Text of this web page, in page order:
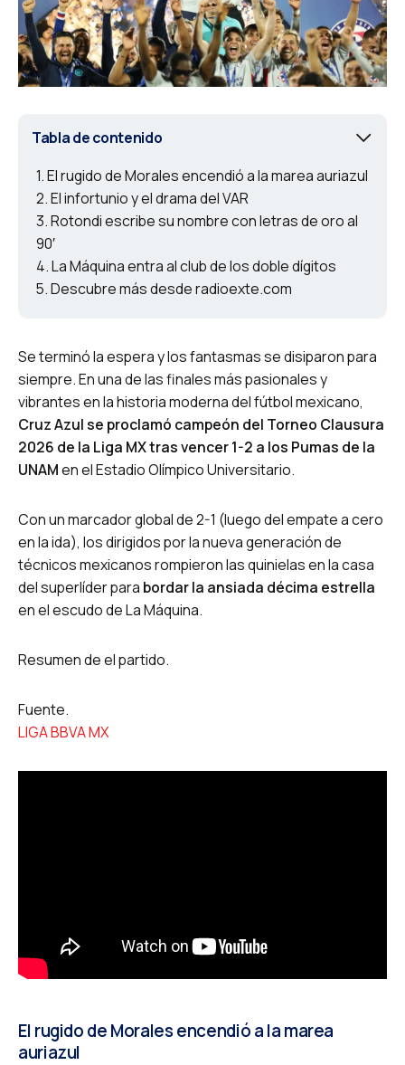
Tabla de contenido
El rugido de Morales encendió a la marea auriazul
El infortunio y el drama del VAR
Rotondi escribe su nombre con letras de oro al
90′
La Máquina entra al club de los doble dígitos
Descubre más desde radioexte.com
Se terminó la espera y los fantasmas se disiparon para
siempre. En una de las finales más pasionales y
vibrantes en la historia moderna del fútbol mexicano,
Cruz Azul se proclamó campeón del Torneo Clausura
2026 de la Liga MX tras vencer 1-2 a los Pumas de la
UNAMen el Estadio Olímpico Universitario.
Con un marcador global de 2-1 (luego del empate a cero
en la ida), los dirigidos por la nueva generación de
técnicos mexicanos rompieron las quinielas en la casa
del superlíder para bordar la ansiada décima estrella
en el escudo de La Máquina.
Resumen de el partido.
Fuente.
LIGA BBVA MX
El rugido de Morales encendió a la marea
auriazul